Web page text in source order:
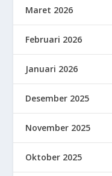
Maret 2026
Februari 2026
Januari 2026
Desember 2025
November 2025
Oktober 2025